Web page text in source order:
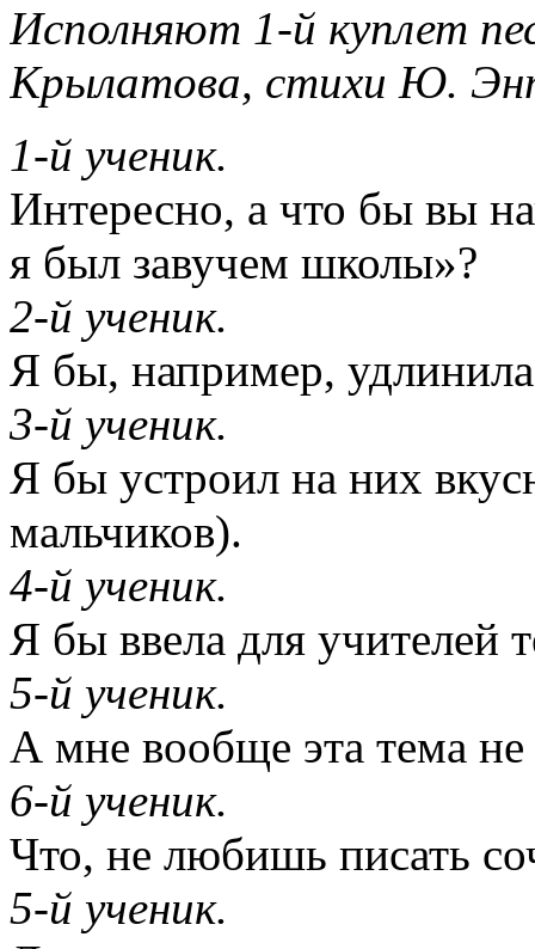
Исполняют 1-й куплет
Крылатова, стихи Ю.
1-й ученик.
Интересно, а что бы вы
я был завучем школы»?
2-й ученик.
Я бы, например,
3-й ученик.
Я бы устроил на них
мальчиков).
4-й ученик.
Я бы ввела для учителей
5-й ученик.
А мне вообще эта тема не
6-й ученик.
Что, не любишь писать
5-й ученик.